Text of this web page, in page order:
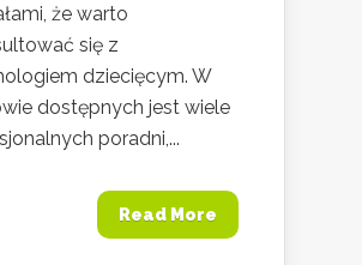
że warto
się z
dziecięcym. W
dostępnych jest wiele
poradni,...
Read More